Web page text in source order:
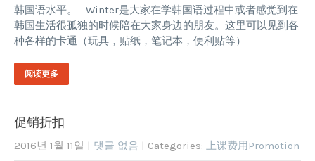
韩国语水平。 Winter是大家在学韩国语过程中或者感觉到在
韩国生活很孤独的时候陪在大家身边的朋友。这里可以见到各
种各样的卡通（玩具，贴纸，笔记本，便利贴等）
阅读更多
促销折扣
2016년 1월 11일 | 댓글 없음 | Categories: 上课费用Promotion